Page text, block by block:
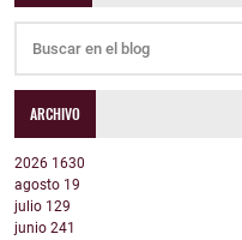
ARCHIVO
2026 1630
agosto 19
julio 129
junio 241